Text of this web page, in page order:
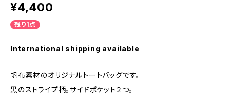
¥4,400
残り1点
International shipping available
帆布素材のオリジナルトートバッグです。
黒のストライプ柄。サイドポケット２つ。